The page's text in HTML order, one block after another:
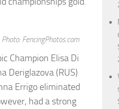
FencingPhotos.com
Champion Elisa Di
Deriglazova (RUS)
Errigo eliminated
had a strong